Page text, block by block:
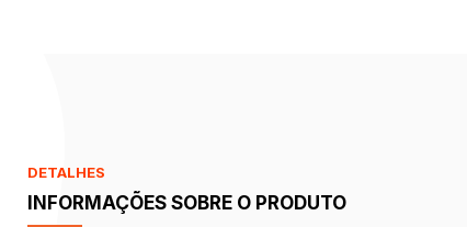
DETALHES
INFORMAÇÕES SOBRE O PRODUTO